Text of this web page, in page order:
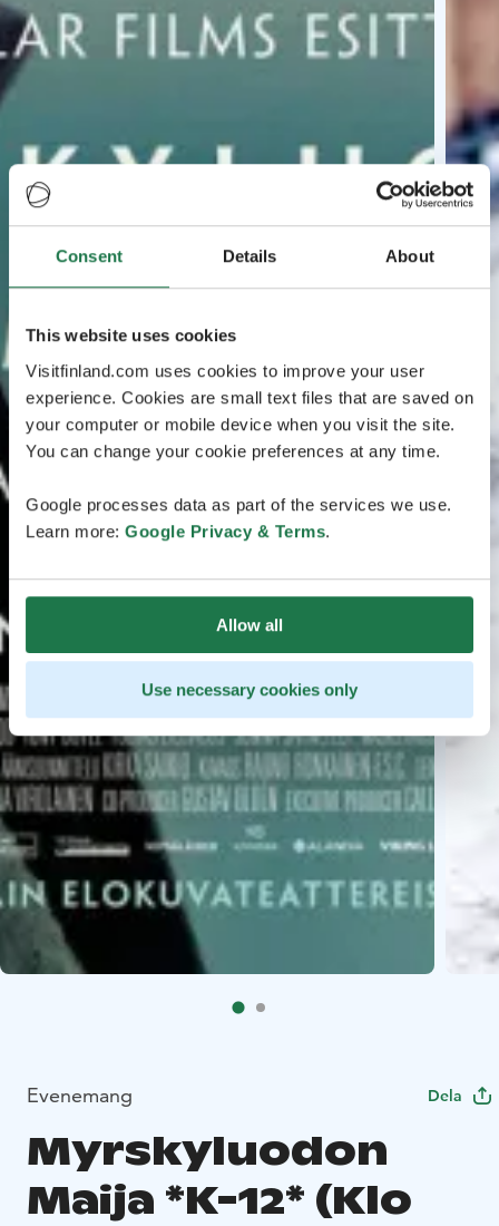
Consent Details About
This website uses cookies
Visitfinland.com uses cookies to improve your user
experience. Cookies are small text files that are saved on
your computer or mobile device when you visit the site.
You can change your cookie preferences at any time.
Google processes data as part of the services we use.
Learn more: Google Privacy & Terms.
Allow all
Use necessary cookies only
Evenemang Dela
Myrskyluodon
Maija *K-12* (Klo